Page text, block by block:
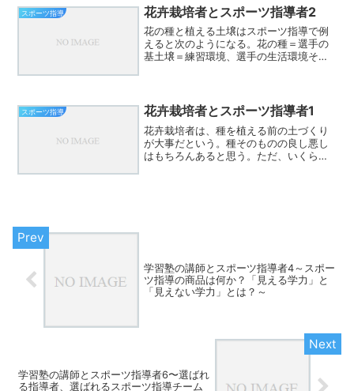
極めて意義深い取り組みであると評価で
きます。特に、「自分たちで...
スポーツ指導 花卉栽培者とスポーツ指導者2
花の種と植える土壌はスポーツ指導で例
えると次のようになる。花の種＝選手の
基土壌＝練習環境、選手の生活環境そう
切さは花を育てれば痛感する...
スポーツ指導 花卉栽培者とスポーツ指導者1
花卉栽培者は、種を植える前の土づくり
が大事だという。種そのものの良し悪し
はもちろんあると思う。ただ、いくら良
学習塾の講師とスポーツ指導者4～スポー
ツ指導の商品は何か？「見える学力」と
「見えない学力」とは？～
学習塾の講師とスポーツ指導者6〜選ばれ
る指導者、選ばれるスポーツ指導チーム